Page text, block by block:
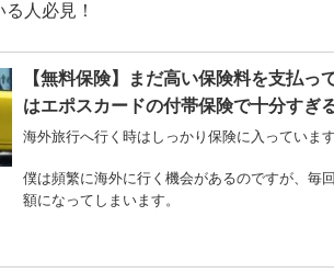
人必見！
【無料保険】まだ高い保険料を支払っ
はエポスカードの付帯保険で十分すぎ
海外旅行へ行く時はしっかり保険に入っていま
僕は頻繁に海外に行く機会があるのですが、毎
額になってしまいます。